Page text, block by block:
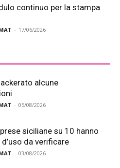
continuo per la stampa
- 17/06/2026
alcune
- 05/08/2026
siciliane su 10 hanno
da verificare
- 03/08/2026